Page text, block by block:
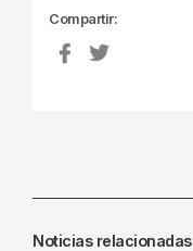
Compartir:
Noticias relacionadas